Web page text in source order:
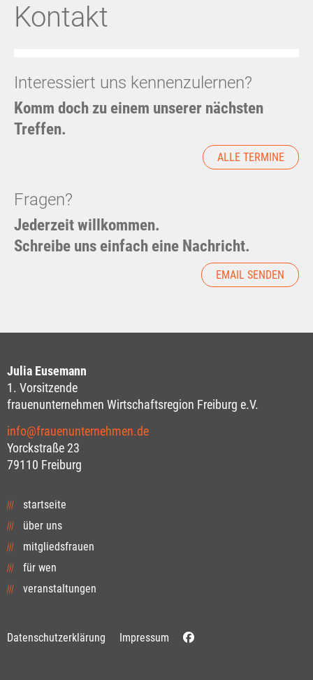
Kontakt
Interessiert uns kennenzulernen?
Komm doch zu einem unserer nächsten
Treffen.
ALLE TERMINE
Fragen?
Jederzeit willkommen.
Schreibe uns einfach eine Nachricht.
EMAIL SENDEN
Julia Eusemann
1. Vorsitzende
frauenunternehmen Wirtschaftsregion Freiburg e.V.
info@frauenunternehmen.de
Yorckstraße 23
79110 Freiburg
startseite
über uns
mitgliedsfrauen
für wen
veranstaltungen
Datenschutzerklärung Impressum